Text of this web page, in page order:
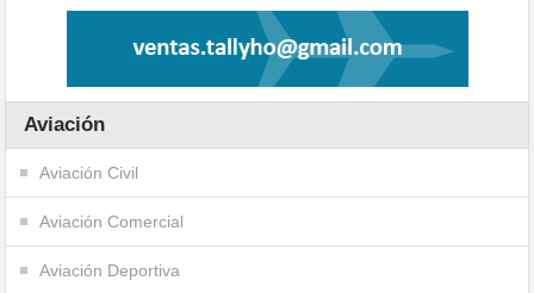
Aviación
Aviación Civil
Aviación Comercial
Aviación Deportiva